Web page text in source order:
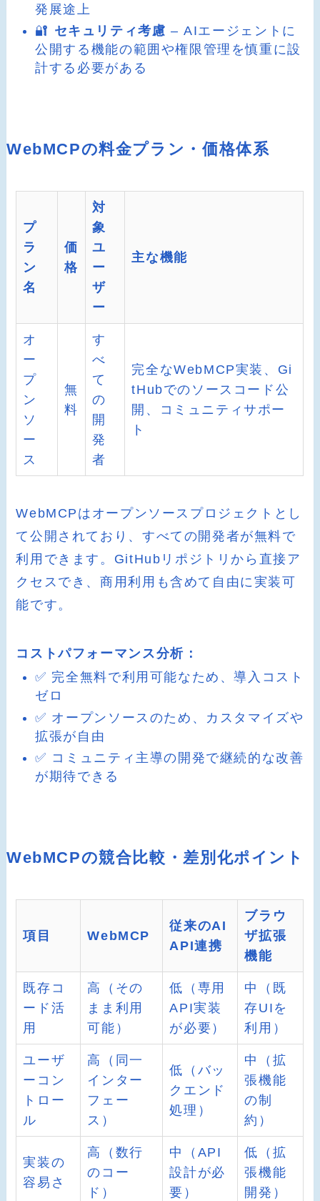
発展途上
🔐 セキュリティ考慮 – AIエージェントに
公開する機能の範囲や権限管理を慎重に設
計する必要がある
WebMCPの料金プラン・価格体系
プ
ラ
ン
名
価
格
対
象
ユ
ー
ザ
ー
主な機能
オ
ー
プ
ン
ソ
ー
ス
無
料
す
べ
て
の
開
発
者
完全なWebMCP実装、Gi
tHubでのソースコード公
開、コミュニティサポー
ト
WebMCPはオープンソースプロジェクトとし
て公開されており、すべての開発者が無料で
利用できます。GitHubリポジトリから直接ア
クセスでき、商用利用も含めて自由に実装可
能です。
コストパフォーマンス分析：
✅ 完全無料で利用可能なため、導入コスト
ゼロ
✅ オープンソースのため、カスタマイズや
拡張が自由
✅ コミュニティ主導の開発で継続的な改善
が期待できる
WebMCPの競合比較・差別化ポイント
項目 WebMCP
従来のAI
API連携
ブラウ
ザ拡張
機能
既存コ
ード活
用
高（その
まま利用
可能）
低（専用
API実装
が必要）
中（既
存UIを
利用）
ユーザ
ーコン
トロー
ル
高（同一
インター
フェー
ス）
低（バッ
クエンド
処理）
中（拡
張機能
の制
約）
実装の
容易さ
高（数行
のコー
ド）
中（API
設計が必
要）
低（拡
張機能
開発）